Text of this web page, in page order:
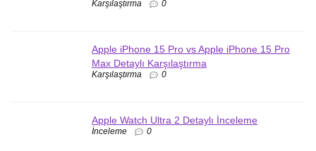
Karşılaştırma 0
Apple iPhone 15 Pro vs Apple iPhone 15 Pro
Max Detaylı Karşılaştırma
Karşılaştırma 0
Apple Watch Ultra 2 Detaylı İnceleme
İnceleme 0